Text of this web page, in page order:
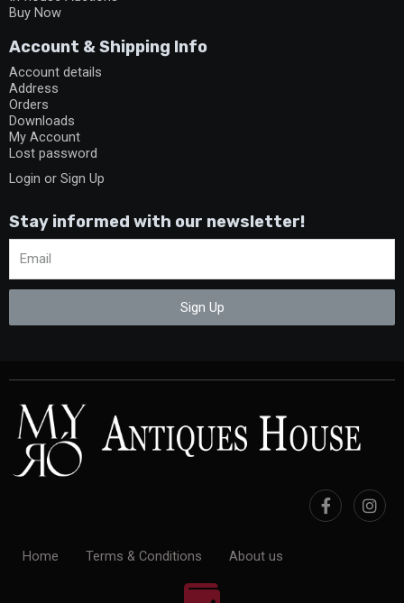
Buy Now
Account & Shipping Info
Account details
Address
Orders
Downloads
My Account
Lost password
Login or Sign Up
Stay informed with our newsletter!
Sign Up
Home Terms & Conditions About us